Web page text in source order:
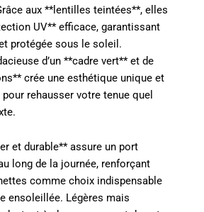
aux **lentilles teintées**, elles
UV** efficace, garantissant
protégée sous le soleil.
d’un **cadre vert** et de
crée une esthétique unique et
rehausser votre tenue quel
et durable** assure un port
long de la journée, renforçant
comme choix indispensable
ensoleillée. Légères mais